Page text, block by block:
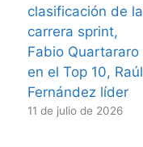
clasificación de la
carrera sprint,
Fabio Quartararo
en el Top 10, Raúl
Fernández líder
11 de julio de 2026